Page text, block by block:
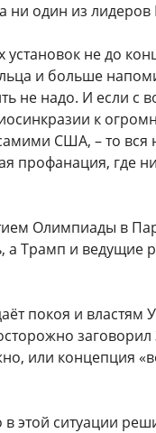
ни один из лидеров
не до
и больше
не надо. И если с
к
США, – то
профанация, где
Олимпиады в
а Трамп и ведущие
покоя и властям
или концепция
этой ситуации